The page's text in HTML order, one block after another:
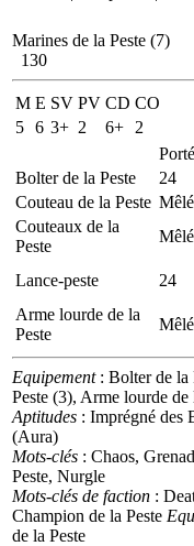
Marines de la Peste (7)
130
M E SV PV CD CO
5 6 3+ 2 6+
2
Bolter de la Peste
24
Couteau de la Peste
Couteaux de la
Peste
Lance-peste 24
Arme lourde de la
Peste
Equipement: Bolter de la
Peste (3), Arme lourde
Aptitudes : Imprégné des
(Aura)
Mots-clés : Chaos,
Peste, Nurgle
Mots-clés de faction :
Champion de la Peste
de la Peste